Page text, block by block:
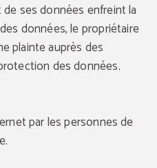
ses données enfreint la
données, le propriétaire
plainte auprès des
des données.
par les personnes de